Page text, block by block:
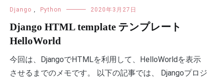
Django , Python 2020年3月27日
Django HTML template テンプレート
HelloWorld
今回は、DjangoでHTMLを利用して、HelloWorldを表示
させるまでのメモです。 以下の記事では、 Djangoプロジ